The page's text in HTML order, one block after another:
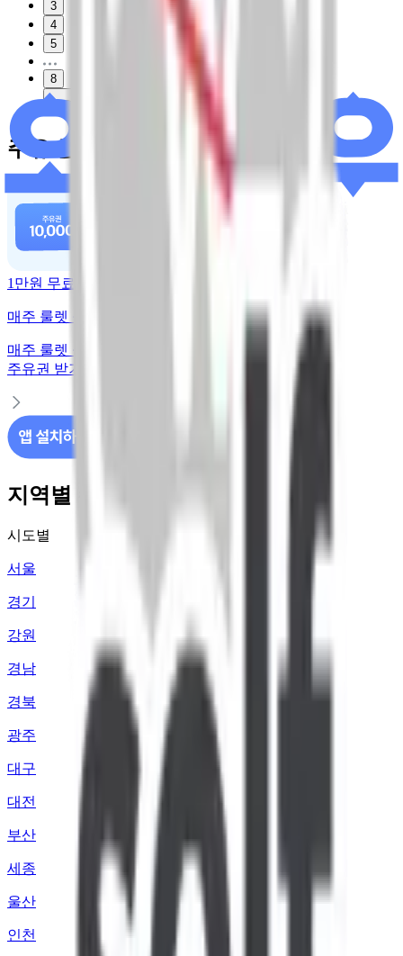
3
4
5
8
다음
주유 할인 혜택
1만원 무료주유
매주 룰렛 돌리고 주유권 받기
매주 룰렛 돌리고
주유권 받기
지역별 주유소 가격 정보
시도별
서울
경기
강원
경남
경북
광주
대구
대전
부산
세종
울산
인천